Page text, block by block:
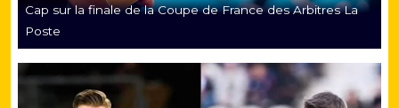
Cap sur la finale de la Coupe de France des Arbitres La
Poste